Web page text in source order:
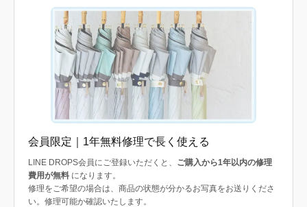
会員限定｜1年無料修理で長く使える
LINE DROPS会員にご登録いただくと、 ご購入から1年以内の修理
費用が無料 になります。
修理をご希望の場合は、商品の状態が分かるお写真をお送りくださ
い。修理可能か確認いたします。